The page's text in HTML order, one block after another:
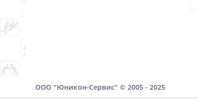
ООО "Юникон-Сервис" © 2005 - 2025